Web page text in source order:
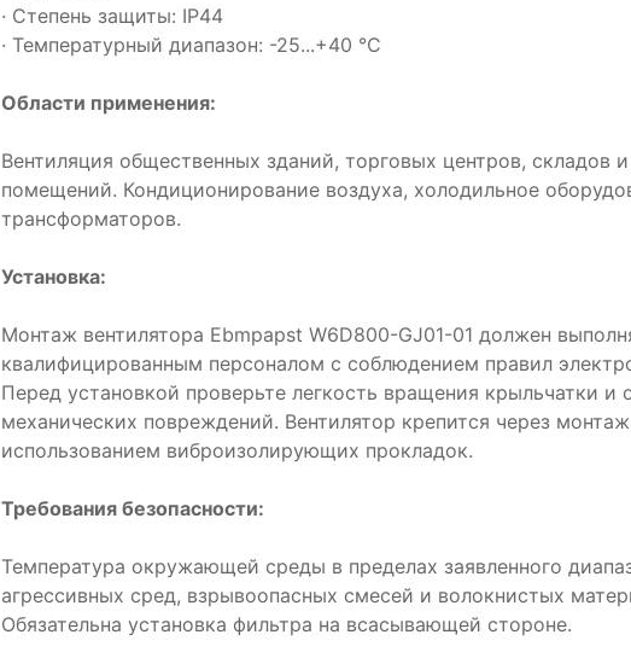
· Степень защиты: IP44
· Температурный диапазон: -25...+40 °C
Области применения:
Вентиляция общественных зданий, торговых центров, складов
помещений. Кондиционирование воздуха, холодильное
трансформаторов.
Установка:
Монтаж вентилятора Ebmpapst W6D800-GJ01-01 должен
квалифицированным персоналом с соблюдением правил
Перед установкой проверьте легкость вращения крыльчатки и
механических повреждений. Вентилятор крепится через
использованием виброизолирующих прокладок.
Требования безопасности:
Температура окружающей среды в пределах заявленного
агрессивных сред, взрывоопасных смесей и волокнистых
Обязательна установка фильтра на всасывающей стороне.